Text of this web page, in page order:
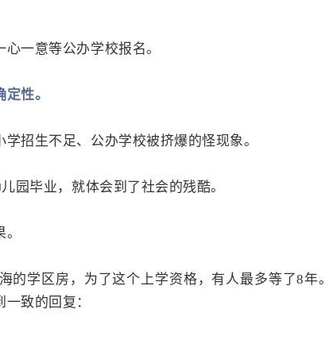
一意等公办学校报名。
性。
招生不足、公办学校被挤爆的怪现象。
园毕业，就体会到了社会的残酷。
的学区房，为了这个上学资格，有人最多等了8
致的回复：